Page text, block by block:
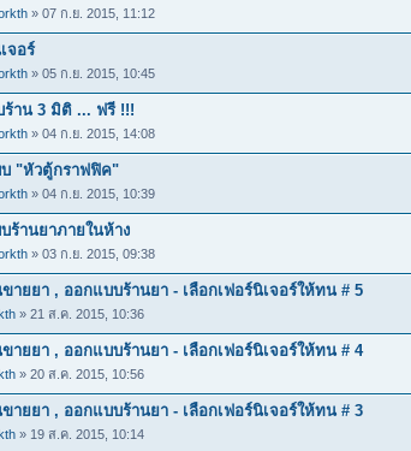
» 07 ก.ย. 2015, 11:12
จอร์
» 05 ก.ย. 2015, 10:45
าน 3 มิติ ... ฟรี !!!
» 04 ก.ย. 2015, 14:08
"หัวตู้กราฟฟิค"
» 04 ก.ย. 2015, 10:39
ร้านยาภายในห้าง
» 03 ก.ย. 2015, 09:38
ายยา , ออกแบบร้านยา - เลือกเฟอร์นิเจอร์ให้ทน # 5
» 21 ส.ค. 2015, 10:36
ายยา , ออกแบบร้านยา - เลือกเฟอร์นิเจอร์ให้ทน # 4
» 20 ส.ค. 2015, 10:56
ายยา , ออกแบบร้านยา - เลือกเฟอร์นิเจอร์ให้ทน # 3
» 19 ส.ค. 2015, 10:14